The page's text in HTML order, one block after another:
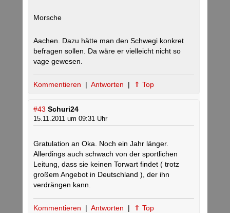
Morsche
Aachen. Dazu hätte man den Schwegi konkret
befragen sollen. Da wäre er vielleicht nicht so
vage gewesen.
Kommentieren | Antworten | ⇑ Top
#43 Schuri24
15.11.2011 um 09:31 Uhr
Gratulation an Oka. Noch ein Jahr länger.
Allerdings auch schwach von der sportlichen
Leitung, dass sie keinen Torwart findet ( trotz
großem Angebot in Deutschland ), der ihn
verdrängen kann.
Kommentieren | Antworten | ⇑ Top